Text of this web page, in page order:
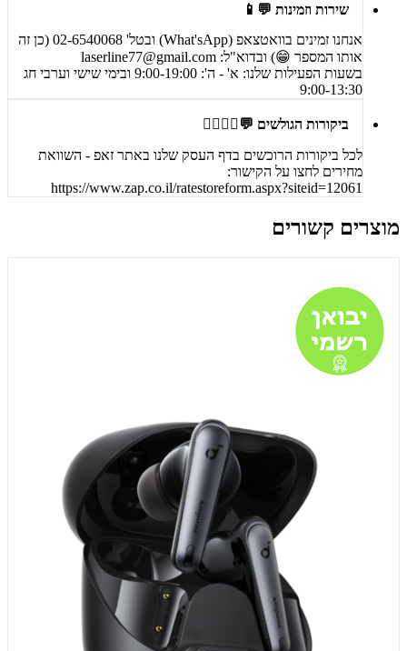
שירות וזמינות 💬📱
אנחנו זמינים בוואטצאפ (What'sApp) ובטל' 02-6540068 (כן זה
אותו המספר 😁) ובדוא"ל: laserline77@gmail.com
בשעות הפעילות שלנו: א' - ה': 9:00-19:00 ובימי שישי וערבי חג
9:00-13:30
ביקורות הגולשים 💬🙋‍♀️🙋‍♂️
לכל ביקורות הרוכשים בדף העסק שלנו באתר זאפ - השוואת
מחירים לחצו על הקישור:
https://www.zap.co.il/ratestoreform.aspx?siteid=12061
מוצרים קשורים